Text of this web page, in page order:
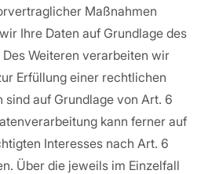
Maßnahmen
Ihre Daten auf Grundlage des
Des Weiteren verarbeiten wir
Erfüllung einer rechtlichen
auf Grundlage von Art. 6
kann ferner auf
Interesses nach Art. 6
Über die jeweils im Einzelfall